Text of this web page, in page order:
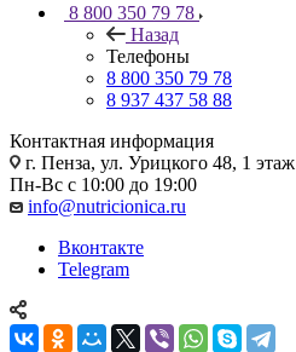
8 800 350 79 78
Назад
Телефоны
8 800 350 79 78
8 937 437 58 88
Контактная информация
г. Пенза, ул. Урицкого 48, 1 этаж
Пн-Вс с 10:00 до 19:00
info@nutricionica.ru
Вконтакте
Telegram